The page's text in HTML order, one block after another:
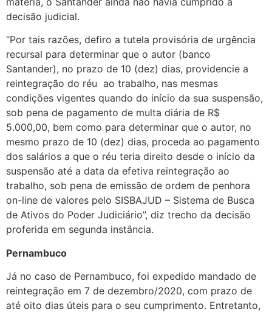
decisão judicial.
“Por tais razões, defiro a tutela provisória de urgência
recursal para determinar que o autor (banco
Santander), no prazo de 10 (dez) dias, providencie a
reintegração do réu ao trabalho, nas mesmas
condições vigentes quando do início da sua suspensão,
sob pena de pagamento de multa diária de R$
5.000,00, bem como para determinar que o autor, no
mesmo prazo de 10 (dez) dias, proceda ao pagamento
dos salários a que o réu teria direito desde o início da
suspensão até a data da efetiva reintegração ao
trabalho, sob pena de emissão de ordem de penhora
on-line de valores pelo SISBAJUD – Sistema de Busca
de Ativos do Poder Judiciário”, diz trecho da decisão
proferida em segunda instância.
Pernambuco
Já no caso de Pernambuco, foi expedido mandado de
reintegração em 7 de dezembro/2020, com prazo de
até oito dias úteis para o seu cumprimento. Entretanto,